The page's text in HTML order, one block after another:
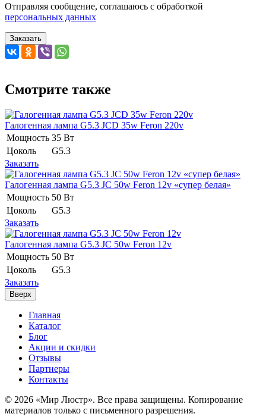
Отправляя сообщение, соглашаюсь с обработкой
персональных данных
Заказать
Смотрите также
Галогенная лампа G5.3 JCD 35w Feron 220v
Мощность 35 Вт
Цоколь
G5.3
Заказать
Галогенная лампа G5.3 JC 50w Feron 12v «супер белая»
Мощность 50 Вт
Цоколь
G5.3
Заказать
Галогенная лампа G5.3 JC 50w Feron 12v
Мощность 50 Вт
Цоколь
G5.3
Заказать
Вверх
Главная
Каталог
Блог
Акции и скидки
Отзывы
Партнеры
Контакты
© 2026 «Мир Люстр». Все права защищены. Копирование
материалов только с письменного разрешения.